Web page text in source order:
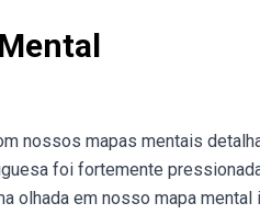
nossos mapas mentais
foi fortemente
olhada em nosso mapa